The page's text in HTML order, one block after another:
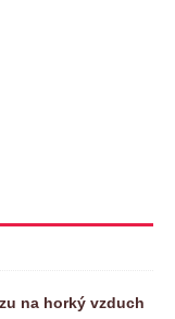
na horký vzduch